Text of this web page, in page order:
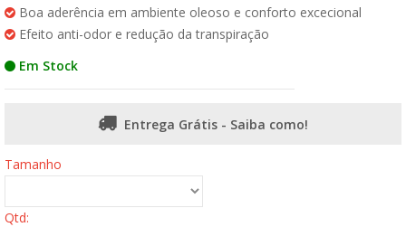
Boa aderência em ambiente oleoso e conforto excecional
Efeito anti-odor e redução da transpiração
Em Stock
Entrega Grátis - Saiba como!
Tamanho
Qtd: